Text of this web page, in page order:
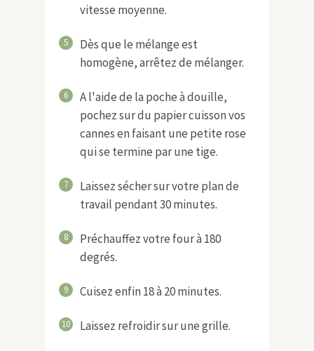
vitesse moyenne.
5
Dès que le mélange est
homogène, arrêtez de mélanger.
6
A l'aide de la poche à douille,
pochez sur du papier cuisson vos
cannes en faisant une petite rose
qui se termine par une tige.
7
Laissez sécher sur votre plan de
travail pendant 30 minutes.
8
Préchauffez votre four à 180
degrés.
9 Cuisez enfin 18 à 20 minutes.
10 Laissez refroidir sur une grille.